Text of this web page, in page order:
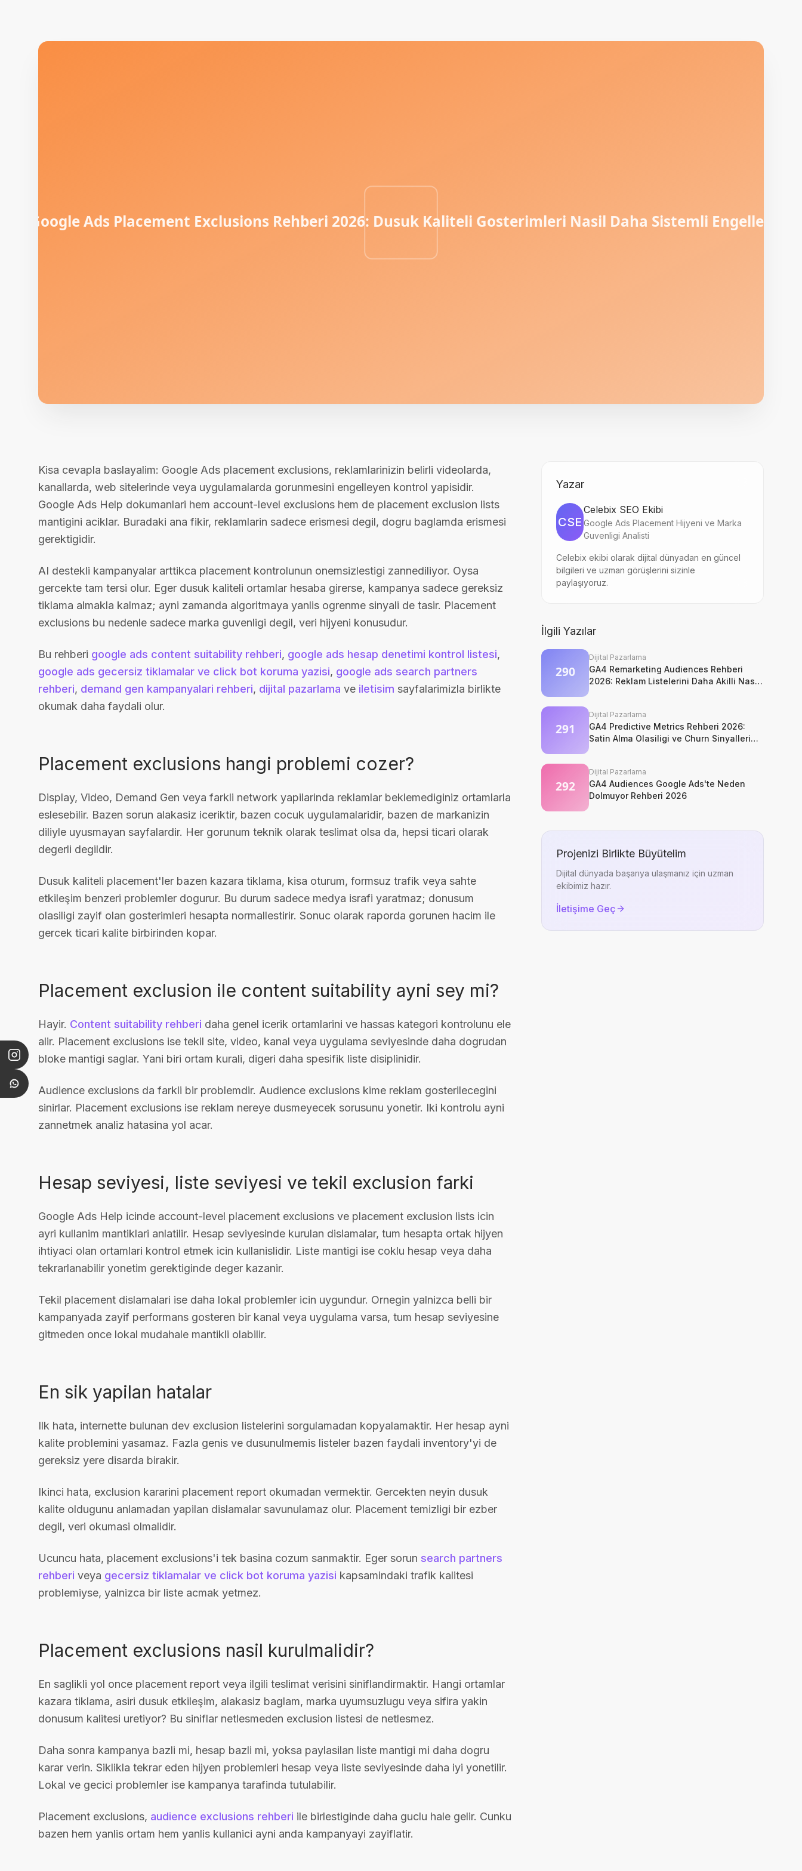
Kisa cevapla baslayalim: Google Ads placement exclusions, reklamlarinizin belirli videolarda,
kanallarda, web sitelerinde veya uygulamalarda gorunmesini engelleyen kontrol yapisidir.
Google Ads Help dokumanlari hem account-level exclusions hem de placement exclusion lists
mantigini aciklar. Buradaki ana fikir, reklamlarin sadece erismesi degil, dogru baglamda erismesi
gerektigidir.
AI destekli kampanyalar arttikca placement kontrolunun onemsizlestigi zannediliyor. Oysa
gercekte tam tersi olur. Eger dusuk kaliteli ortamlar hesaba girerse, kampanya sadece gereksiz
tiklama almakla kalmaz; ayni zamanda algoritmaya yanlis ogrenme sinyali de tasir. Placement
exclusions bu nedenle sadece marka guvenligi degil, veri hijyeni konusudur.
Bu rehberi google ads content suitability rehberi, google ads hesap denetimi kontrol listesi,
google ads gecersiz tiklamalar ve click bot koruma yazisi, google ads search partners
rehberi, demand gen kampanyalari rehberi, dijital pazarlama ve iletisim sayfalarimizla birlikte
okumak daha faydali olur.
Placement exclusions hangi problemi cozer?
Display, Video, Demand Gen veya farkli network yapilarinda reklamlar beklemediginiz ortamlarla
eslesebilir. Bazen sorun alakasiz iceriktir, bazen cocuk uygulamalaridir, bazen de markanizin
diliyle uyusmayan sayfalardir. Her gorunum teknik olarak teslimat olsa da, hepsi ticari olarak
degerli degildir.
Dusuk kaliteli placement'ler bazen kazara tiklama, kisa oturum, formsuz trafik veya sahte
etkileşim benzeri problemler dogurur. Bu durum sadece medya israfi yaratmaz; donusum
olasiligi zayif olan gosterimleri hesapta normallestirir. Sonuc olarak raporda gorunen hacim ile
gercek ticari kalite birbirinden kopar.
Placement exclusion ile content suitability ayni sey mi?
Hayir. Content suitability rehberi daha genel icerik ortamlarini ve hassas kategori kontrolunu ele
alir. Placement exclusions ise tekil site, video, kanal veya uygulama seviyesinde daha dogrudan
bloke mantigi saglar. Yani biri ortam kurali, digeri daha spesifik liste disiplinidir.
Audience exclusions da farkli bir problemdir. Audience exclusions kime reklam gosterilecegini
sinirlar. Placement exclusions ise reklam nereye dusmeyecek sorusunu yonetir. Iki kontrolu ayni
zannetmek analiz hatasina yol acar.
Hesap seviyesi, liste seviyesi ve tekil exclusion farki
Google Ads Help icinde account-level placement exclusions ve placement exclusion lists icin
ayri kullanim mantiklari anlatilir. Hesap seviyesinde kurulan dislamalar, tum hesapta ortak hijyen
ihtiyaci olan ortamlari kontrol etmek icin kullanislidir. Liste mantigi ise coklu hesap veya daha
tekrarlanabilir yonetim gerektiginde deger kazanir.
Tekil placement dislamalari ise daha lokal problemler icin uygundur. Ornegin yalnizca belli bir
kampanyada zayif performans gosteren bir kanal veya uygulama varsa, tum hesap seviyesine
gitmeden once lokal mudahale mantikli olabilir.
En sik yapilan hatalar
Ilk hata, internette bulunan dev exclusion listelerini sorgulamadan kopyalamaktir. Her hesap ayni
kalite problemini yasamaz. Fazla genis ve dusunulmemis listeler bazen faydali inventory'yi de
gereksiz yere disarda birakir.
Ikinci hata, exclusion kararini placement report okumadan vermektir. Gercekten neyin dusuk
kalite oldugunu anlamadan yapilan dislamalar savunulamaz olur. Placement temizligi bir ezber
degil, veri okumasi olmalidir.
Ucuncu hata, placement exclusions'i tek basina cozum sanmaktir. Eger sorun search partners
rehberi veya gecersiz tiklamalar ve click bot koruma yazisi kapsamindaki trafik kalitesi
problemiyse, yalnizca bir liste acmak yetmez.
Placement exclusions nasil kurulmalidir?
En saglikli yol once placement report veya ilgili teslimat verisini siniflandirmaktir. Hangi ortamlar
kazara tiklama, asiri dusuk etkileşim, alakasiz baglam, marka uyumsuzlugu veya sifira yakin
donusum kalitesi uretiyor? Bu siniflar netlesmeden exclusion listesi de netlesmez.
Daha sonra kampanya bazli mi, hesap bazli mi, yoksa paylasilan liste mantigi mi daha dogru
karar verin. Siklikla tekrar eden hijyen problemleri hesap veya liste seviyesinde daha iyi yonetilir.
Lokal ve gecici problemler ise kampanya tarafinda tutulabilir.
Placement exclusions, audience exclusions rehberi ile birlestiginde daha guclu hale gelir. Cunku
bazen hem yanlis ortam hem yanlis kullanici ayni anda kampanyayi zayiflatir.
Yazar
CSE
Celebix SEO Ekibi
Google Ads Placement Hijyeni ve Marka
Guvenligi Analisti
Celebix ekibi olarak dijital dünyadan en güncel
bilgileri ve uzman görüşlerini sizinle
paylaşıyoruz.
İlgili Yazılar
Dijital Pazarlama
GA4 Remarketing Audiences Rehberi
2026: Reklam Listelerini Daha Akilli Nasil
Kurarsiniz?
Dijital Pazarlama
GA4 Predictive Metrics Rehberi 2026:
Satin Alma Olasiligi ve Churn Sinyalleri
Nasil Okunur?
Dijital Pazarlama
GA4 Audiences Google Ads'te Neden
Dolmuyor Rehberi 2026
Projenizi Birlikte Büyütelim
Dijital dünyada başarıya ulaşmanız için uzman
ekibimiz hazır.
İletişime Geç